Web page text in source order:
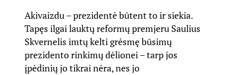
Akivaizdu – prezidentė būtent to ir siekia.
Tapęs ilgai lauktų reformų premjeru Saulius
Skvernelis imtų kelti grėsmę būsimų
prezidento rinkimų dėlionei – tarp jos
įpėdinių jo tikrai nėra, nes jo